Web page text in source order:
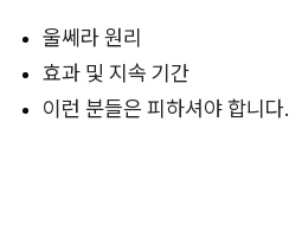
울쎄라 원리
효과 및 지속 기간
이런 분들은 피하셔야 합니다.